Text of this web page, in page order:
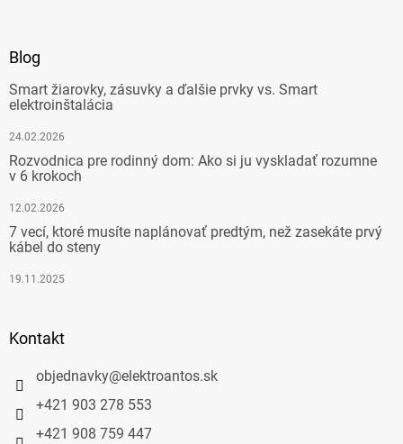
Blog
Smart žiarovky, zásuvky a ďalšie prvky vs. Smart
elektroinštalácia
24.02.2026
Rozvodnica pre rodinný dom: Ako si ju vyskladať rozumne
v 6 krokoch
12.02.2026
7 vecí, ktoré musíte naplánovať predtým, než zasekáte prvý
kábel do steny
19.11.2025
Kontakt
objednavky@elektroantos.sk
+421 903 278 553
+421 908 759 447